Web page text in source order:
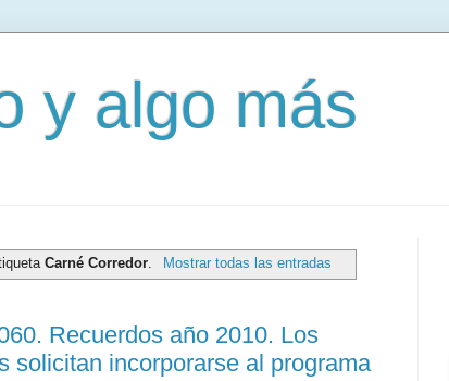
y algo más
Carné Corredor Mostrar todas las entradas
Recuerdos año 2010. Los
solicitan incorporarse al programa